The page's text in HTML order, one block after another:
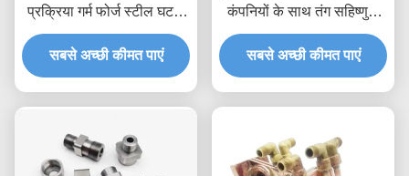
प्रक्रिया गर्म फोर्ज स्टील घटक
पीपीएपी
सबसे अच्छी कीमत पाएं
कंपनियों के साथ तंग सहिष्णुता
पीतल एल्यूमीनियम
सबसे अच्छी कीमत पाएं